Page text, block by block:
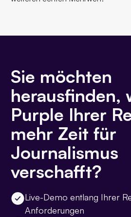
Sie möchten
herausfinden,
Purple Ihrer
mehr Zeit für
Journalismus
verschafft?
Live-Demo entlang Ihrer
Anforderungen